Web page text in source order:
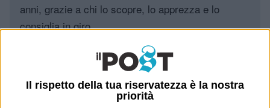
Il rispetto della tua riservatezza è la nostra
priorità
anni, grazie a chi lo scopre, lo apprezza e lo
consiglia in giro.
Leggi il Post, magari ti piace